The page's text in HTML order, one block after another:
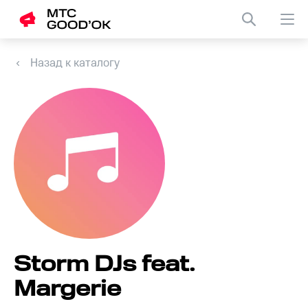
Назад к каталогу
Storm DJs feat.
Margerie